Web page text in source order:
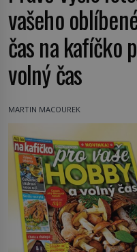
vašeho
čas na kafíčko
volný čas
MARTIN MACOUREK